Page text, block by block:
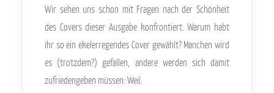
Wir sehen uns schon mit Fragen nach der Schönheit
des Covers dieser Ausgabe konfrontiert. Warum habt
ihr so ein ekelerregendes Cover gewählt? Manchen wird
es (trotzdem?) gefallen, andere werden sich damit
zufriedengeben müssen: Weil.